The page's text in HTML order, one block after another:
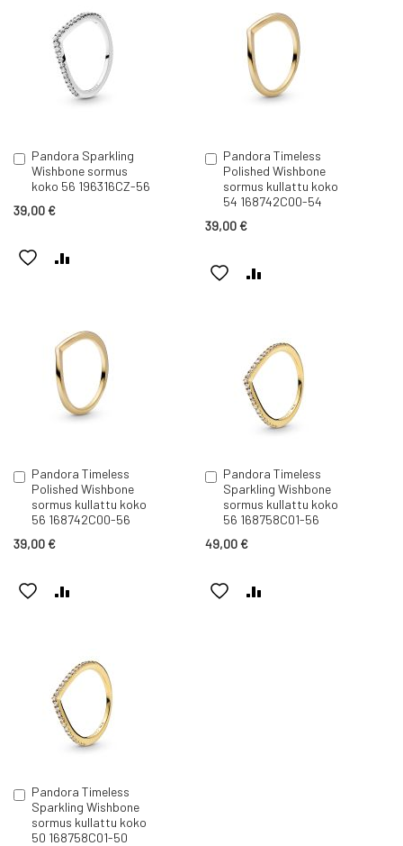
Pandora Sparkling
Wishbone sormus
koko 56 196316CZ-56
39,00 €
Lisää
ostoskoriin
LISÄÄ
Pandora Timeless
Polished Wishbone
sormus kullattu koko
54 168742C00-54
39,00 €
Lisää
ostoskoriin
LISÄÄ
Pandora Timeless
Polished Wishbone
sormus kullattu koko
56 168742C00-56
39,00 €
Lisää
ostoskoriin
LISÄÄ
Pandora Timeless
Sparkling Wishbone
sormus kullattu koko
56 168758C01-56
49,00 €
Lisää
ostoskoriin
LISÄÄ
Pandora Timeless
Sparkling Wishbone
sormus kullattu koko
50 168758C01-50
Lisää
ostoskoriin